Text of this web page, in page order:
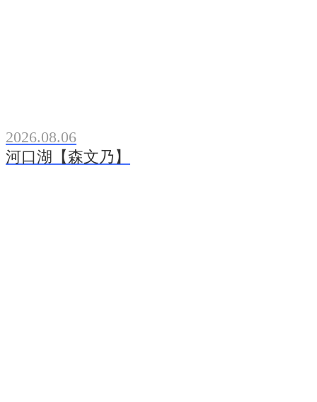
2026.08.06
河口湖【森文乃】